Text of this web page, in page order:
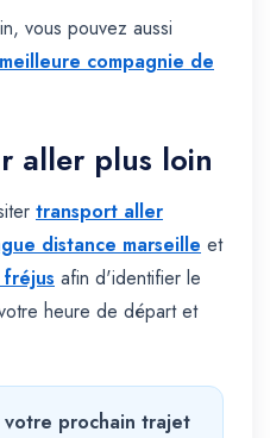
vous pouvez aussi
compagnie de
aller plus loin
transport aller
distance marseille et
afin d'identifier le
heure de départ et
votre prochain trajet